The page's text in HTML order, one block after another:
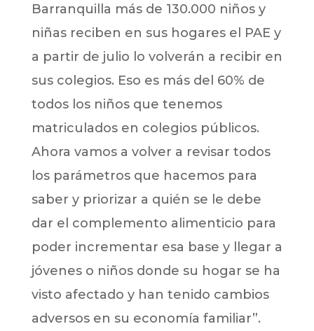
Barranquilla más de 130.000 niños y
niñas reciben en sus hogares el PAE y
a partir de julio lo volverán a recibir en
sus colegios. Eso es más del 60% de
todos los niños que tenemos
matriculados en colegios públicos.
Ahora vamos a volver a revisar todos
los parámetros que hacemos para
saber y priorizar a quién se le debe
dar el complemento alimenticio para
poder incrementar esa base y llegar a
jóvenes o niños donde su hogar se ha
visto afectado y han tenido cambios
adversos en su economía familiar”.